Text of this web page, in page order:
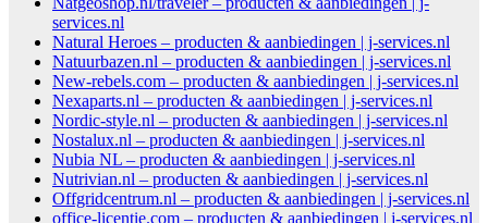
services.nl
Natural Heroes – producten & aanbiedingen | j-services.nl
Natuurbazen.nl – producten & aanbiedingen | j-services.nl
New-rebels.com – producten & aanbiedingen | j-services.nl
Nexaparts.nl – producten & aanbiedingen | j-services.nl
Nordic-style.nl – producten & aanbiedingen | j-services.nl
Nostalux.nl – producten & aanbiedingen | j-services.nl
Nubia NL – producten & aanbiedingen | j-services.nl
Nutrivian.nl – producten & aanbiedingen | j-services.nl
Offgridcentrum.nl – producten & aanbiedingen | j-services.nl
office-licentie.com – producten & aanbiedingen | j-services.nl